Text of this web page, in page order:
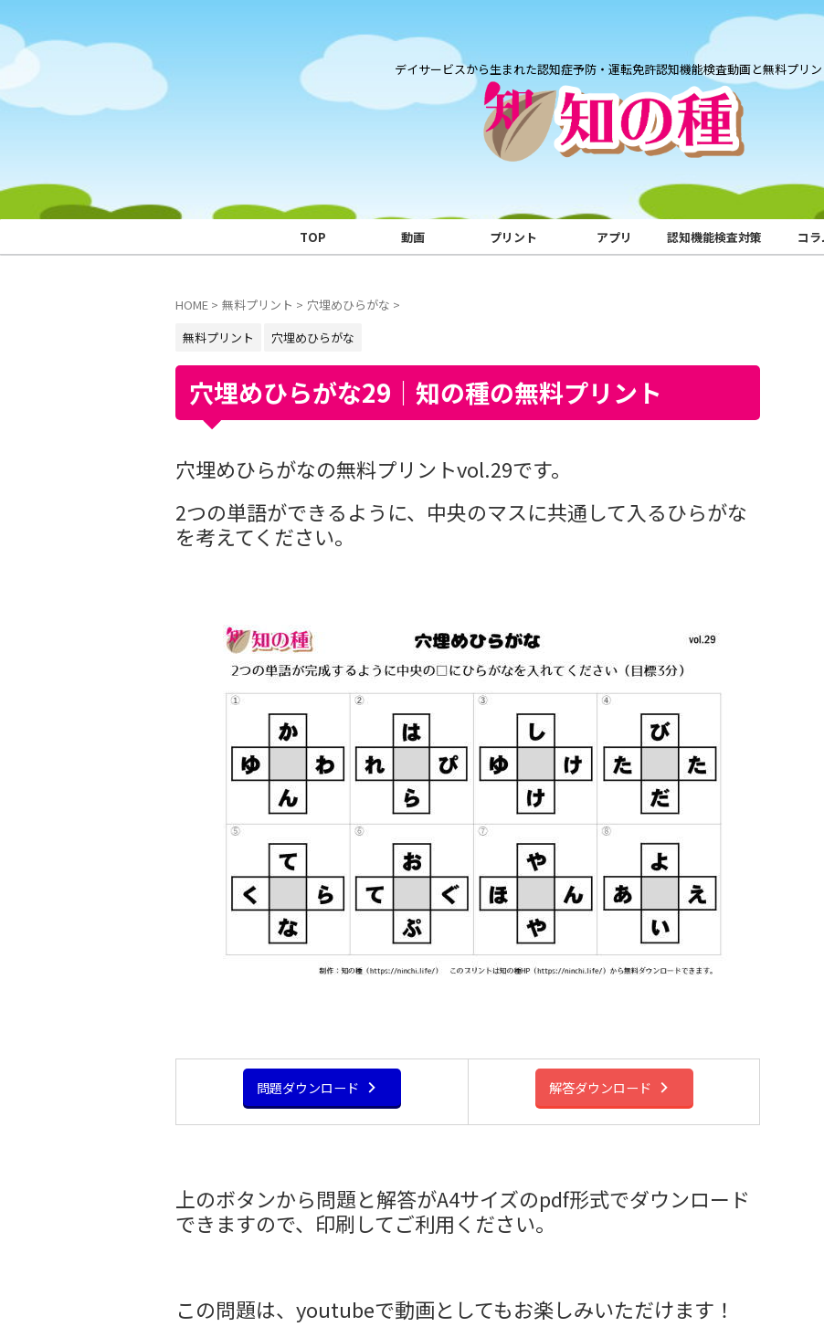
デイサービスから生まれた認知症予防・運転免許認知機能検査動画と無料プリン
TOP 動画 プリント アプリ 認知機能検査対策 コ
HOME > 無料プリント > 穴埋めひらがな >
無料プリント
穴埋めひらがな
穴埋めひらがな29｜知の種の無料プリント
穴埋めひらがなの無料プリントvol.29です。
2つの単語ができるように、中央のマスに共通して入るひらがな
を考えてください。
問題ダウンロード 解答ダウンロード
上のボタンから問題と解答がA4サイズのpdf形式でダウンロード
できますので、印刷してご利用ください。
この問題は、youtubeで動画としてもお楽しみいただけます！